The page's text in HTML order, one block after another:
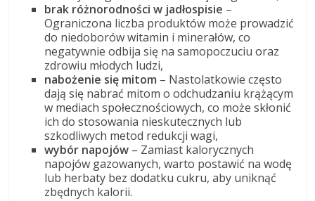
brak różnorodności w jadłospisie –
Ograniczona liczba produktów może prowadzić
do niedoborów witamin i minerałów, co
negatywnie odbija się na samopoczuciu oraz
zdrowiu młodych ludzi,
nabożenie się mitom – Nastolatkowie często
dają się nabrać mitom o odchudzaniu krążącym
w mediach społecznościowych, co może skłonić
ich do stosowania nieskutecznych lub
szkodliwych metod redukcji wagi,
wybór napojów – Zamiast kalorycznych
napojów gazowanych, warto postawić na wodę
lub herbaty bez dodatku cukru, aby uniknąć
zbędnych kalorii.